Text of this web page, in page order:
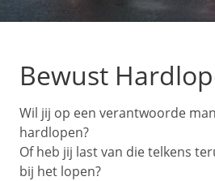
Bewust
Wil jij op een verantwoorde
hardlopen?
Of heb jij last van die telkens
bij het lopen?